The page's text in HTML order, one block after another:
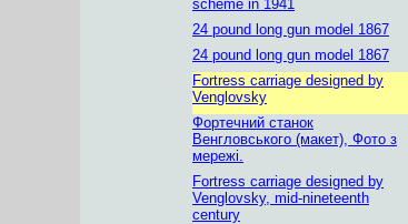
scheme in 1941
24 pound long gun model 1867
24 pound long gun model 1867
Fortress carriage designed by
Venglovsky
Фортечний станок
Венгловського (макет), Фото з
мережі.
Fortress carriage designed by
Venglovsky, mid-nineteenth
century